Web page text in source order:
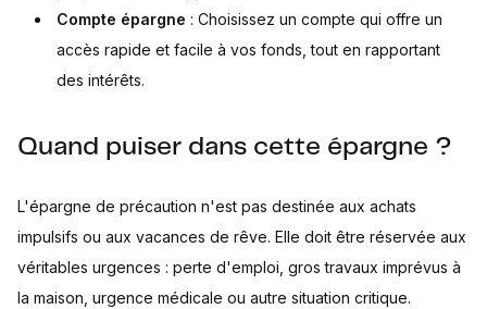
Compte épargne : Choisissez un compte qui offre un
accès rapide et facile à vos fonds, tout en rapportant
des intérêts.
Quand puiser dans cette épargne ?
L'épargne de précaution n'est pas destinée aux achats
impulsifs ou aux vacances de rêve. Elle doit être réservée aux
véritables urgences : perte d'emploi, gros travaux imprévus à
la maison, urgence médicale ou autre situation critique.